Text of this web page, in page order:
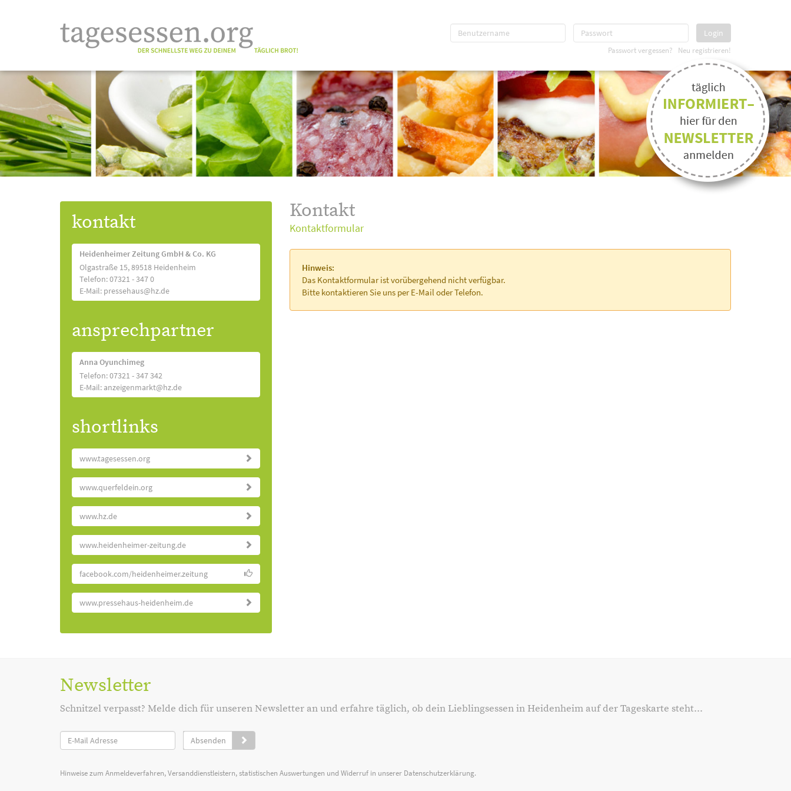
Login
Passwort vergessen? Neu registrieren!
kontakt
Heidenheimer Zeitung GmbH & Co. KG
Olgastraße 15, 89518 Heidenheim
Telefon: 07321 - 347 0
E-Mail: pressehaus@hz.de
ansprechpartner
Anna Oyunchimeg
Telefon: 07321 - 347 342
E-Mail: anzeigenmarkt@hz.de
shortlinks
www.tagesessen.org
www.querfeldein.org
www.hz.de
www.heidenheimer-zeitung.de
facebook.com/heidenheimer.zeitung
www.pressehaus-heidenheim.de
Kontakt
Kontaktformular
Hinweis:
Das Kontaktformular ist vorübergehend nicht verfügbar.
Bitte kontaktieren Sie uns per E-Mail oder Telefon.
Newsletter
Schnitzel verpasst? Melde dich für unseren Newsletter an und erfahre täglich, ob dein Lieblingsessen in Heidenheim auf der Tageskarte steht...
Absenden
Hinweise zum Anmeldeverfahren, Versanddienstleistern, statistischen Auswertungen und Widerruf in unserer Datenschutzerklärung.